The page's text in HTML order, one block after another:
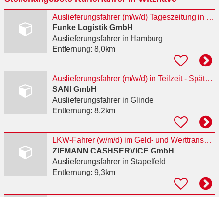
Auslieferungsfahrer (m/w/d) Tageszeitung in Hamburg Mitte
Funke Logistik GmbH
Auslieferungsfahrerin Hamburg
Entfernung: 8,0km
Auslieferungsfahrer (m/w/d) in Teilzeit - Spätschicht
SANI GmbH
Auslieferungsfahrerin Glinde
Entfernung: 8,2km
LKW-Fahrer (w/m/d) im Geld- und Werttransport
ZIEMANN CASHSERVICE GmbH
Auslieferungsfahrerin Stapelfeld
Entfernung: 9,3km